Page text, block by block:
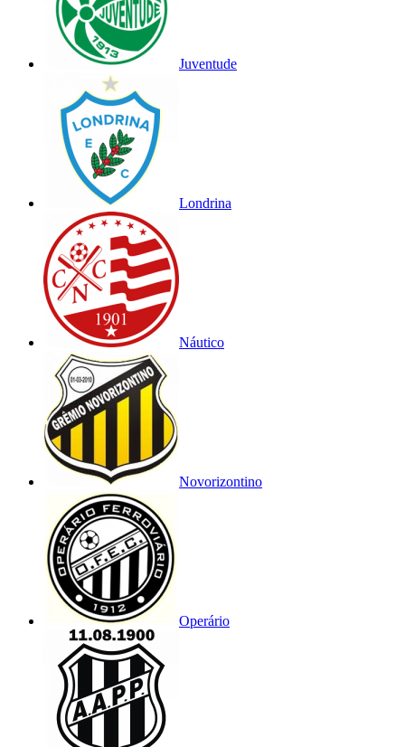
Juventude
Londrina
Náutico
Novorizontino
Operário